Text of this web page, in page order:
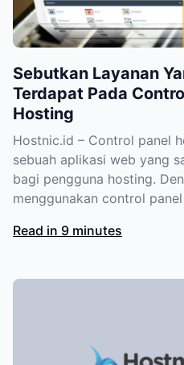
Sebutkan Layanan
Terdapat Pada
Hosting
Hostnic.id – Control panel
sebuah aplikasi web yang
bagi pengguna hosting.
menggunakan control
Read in 9 minutes